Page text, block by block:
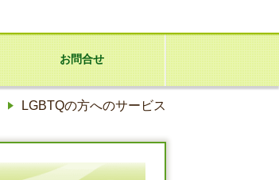
お問合せ
LGBTQの方へのサービス